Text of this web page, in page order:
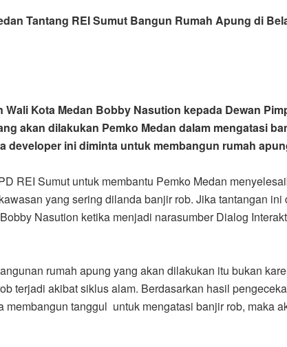
Tantang REI Sumut Bangun Rumah Apung di
Kota Medan Bobby Nasution kepada Dewan
akan dilakukan Pemko Medan dalam mengatasi
developer ini diminta untuk membangun rumah
REI Sumut untuk membantu Pemko Medan
yang sering dilanda banjir rob. Jika tantangan
Nasution ketika menjadi narasumber Dialog
rumah apung yang akan dilakukan itu bukan
terjadi akibat siklus alam. Berdasarkan hasil
membangun tanggul untuk mengatasi banjir rob, maka